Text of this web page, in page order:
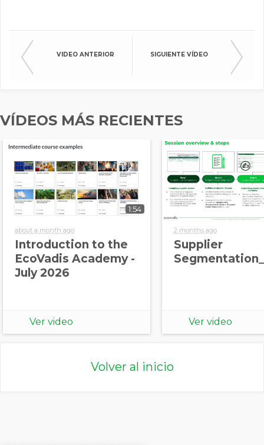
VIDEO ANTERIOR SIGUIENTE VÍDEO
VÍDEOS MÁS RECIENTES
1:54
about a month ago
Introduction to the
EcoVadis Academy -
July 2026
Ver video
2 months ago
Supplier
Ver video
Volver al inicio